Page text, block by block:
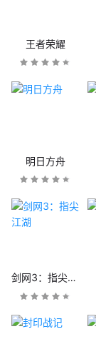
王者荣耀
明日方舟
剑网3：指尖江湖